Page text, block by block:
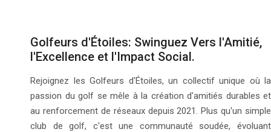
Golfeurs d'Étoiles: Swinguez Vers l'Amitié,
l'Excellence et l'Impact Social.
Rejoignez les Golfeurs d'Étoiles, un collectif unique où la
passion du golf se mêle à la création d'amitiés durables et
au renforcement de réseaux depuis 2021. Plus qu'un simple
club de golf, c'est une communauté soudée, évoluant